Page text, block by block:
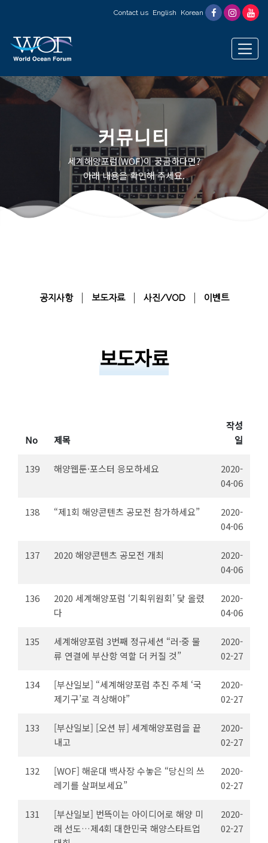
Contact us English Korean
커뮤니티
세계해양포럼(WOF)이 궁금하다면?
아래 내용을 확인해 주세요.
공지사항 보도자료 사진/VOD 이벤트
보도자료
No 제목
작성
일
139 해양웹툰·포스터 응모하세요
2020-
04-06
138 “제1회 해양콘텐츠 공모전 참가하세요”
2020-
04-06
137 2020 해양콘텐츠 공모전 개최
2020-
04-06
136
2020 세계해양포럼 ‘기획위원회’ 닻 올렸
다
2020-
04-06
135
세계해양포럼 3번째 정규세션 “러·중 물
류 연결에 부산항 역할 더 커질 것”
2020-
02-27
134
[부산일보] “세계해양포럼 추진 주체 ‘국
제기구’로 격상해야”
2020-
02-27
133
[부산일보] [오션 뷰] 세계해양포럼을 끝
내고
2020-
02-27
132
[WOF] 해운대 백사장 수놓은 “당신의 쓰
레기를 살펴보세요”
2020-
02-27
131
[부산일보] 번뜩이는 아이디어로 해양 미
래 선도…제4회 대한민국 해양스타트업
2020-
02-27